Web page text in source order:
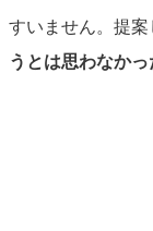
すいません。提案
うとは思わなかっ